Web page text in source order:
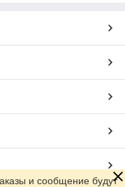
и сообщение будут